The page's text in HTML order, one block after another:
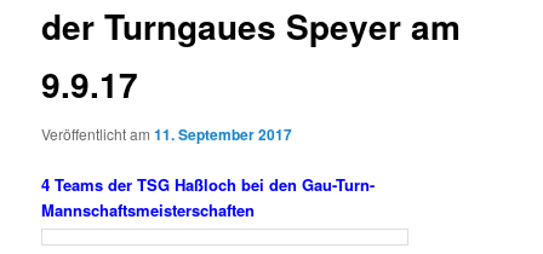
der Turngaues Speyer am
9.9.17
Veröffentlicht am11. September 2017
4 Teams der TSG Haßloch bei den Gau-Turn-
Mannschaftsmeisterschaften